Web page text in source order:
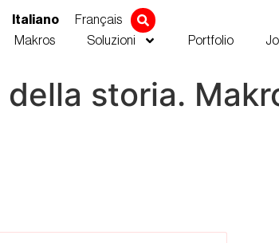
Italiano
Français
Makros Soluzioni Portfolio
storia.